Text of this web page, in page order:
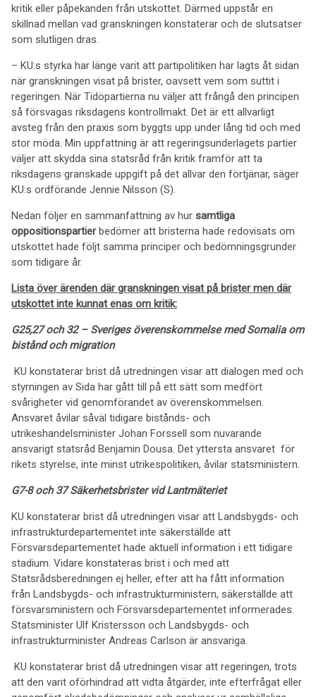
kritik eller påpekanden från utskottet. Därmed uppstår en
skillnad mellan vad granskningen konstaterar och de slutsatser
som slutligen dras.
– KU:s styrka har länge varit att partipolitiken har lagts åt sidan
när granskningen visat på brister, oavsett vem som suttit i
regeringen. När Tidöpartierna nu väljer att frångå den principen
så försvagas riksdagens kontrollmakt. Det är ett allvarligt
avsteg från den praxis som byggts upp under lång tid och med
stor möda. Min uppfattning är att regeringsunderlagets partier
väljer att skydda sina statsråd från kritik framför att ta
riksdagens granskade uppgift på det allvar den förtjänar, säger
KU:s ordförande Jennie Nilsson (S).
Nedan följer en sammanfattning av hur samtliga
oppositionspartierbedömer att bristerna hade redovisats om
utskottet hade följt samma principer och bedömningsgrunder
som tidigare år.
Lista över ärenden där granskningen visat på brister men där
utskottet inte kunnat enas om kritik:
G25,27 och 32 – Sveriges överenskommelse med Somalia om
bistånd och migration
KU konstaterar brist då utredningen visar att dialogen med och
styrningen av Sida har gått till på ett sätt som medfört
svårigheter vid genomförandet av överenskommelsen.
Ansvaret åvilar såväl tidigare bistånds- och
utrikeshandelsminister Johan Forssell som nuvarande
ansvarigt statsråd Benjamin Dousa. Det yttersta ansvaret för
rikets styrelse, inte minst utrikespolitiken, åvilar statsministern.
G7-8 och 37 Säkerhetsbrister vid Lantmäteriet
KU konstaterar brist då utredningen visar att Landsbygds- och
infrastrukturdepartementet inte säkerställde att
Försvarsdepartementet hade aktuell information i ett tidigare
stadium. Vidare konstateras brist i och med att
Statsrådsberedningen ej heller, efter att ha fått information
från Landsbygds- och infrastrukturministern, säkerställde att
försvarsministern och Försvarsdepartementet informerades.
Statsminister Ulf Kristersson och Landsbygds- och
infrastrukturminister Andreas Carlson är ansvariga.
KU konstaterar brist då utredningen visar att regeringen, trots
att den varit oförhindrad att vidta åtgärder, inte efterfrågat eller